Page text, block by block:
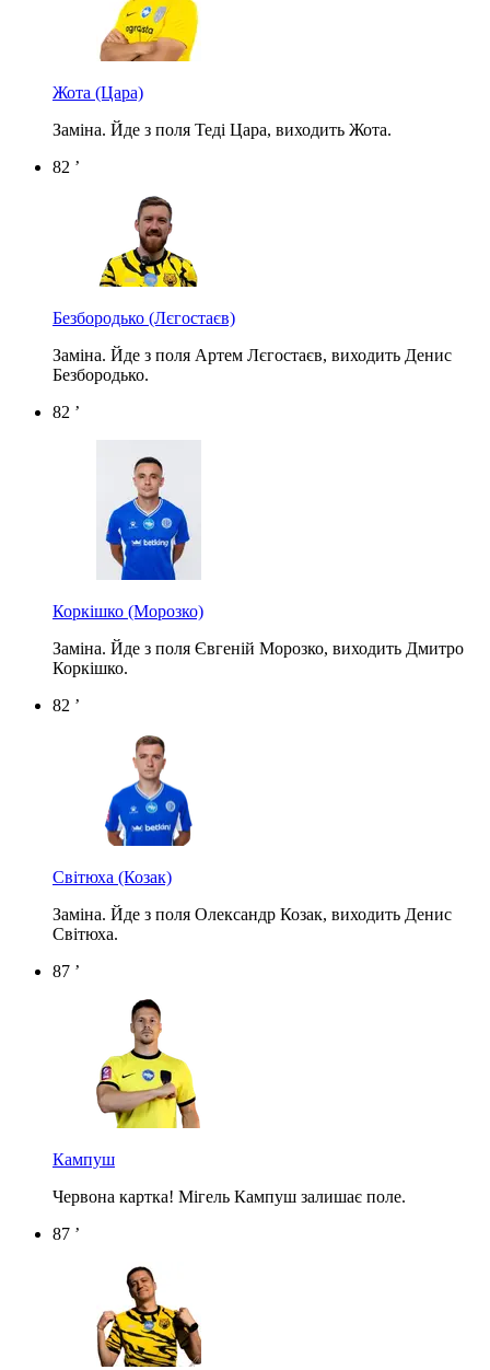
Жота (Цара)
Заміна. Йде з поля Теді Цара, виходить Жота.
82 ’
Безбородько (Лєгостаєв)
Заміна. Йде з поля Артем Лєгостаєв, виходить Денис
Безбородько.
82 ’
Коркішко (Морозко)
Заміна. Йде з поля Євгеній Морозко, виходить Дмитро
Коркішко.
82 ’
Світюха (Козак)
Заміна. Йде з поля Олександр Козак, виходить Денис
Світюха.
87 ’
Кампуш
Червона картка! Мігель Кампуш залишає поле.
87 ’